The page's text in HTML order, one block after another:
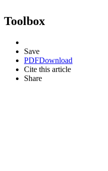
Toolbox
Save
PDFDownload
Cite this article
Share